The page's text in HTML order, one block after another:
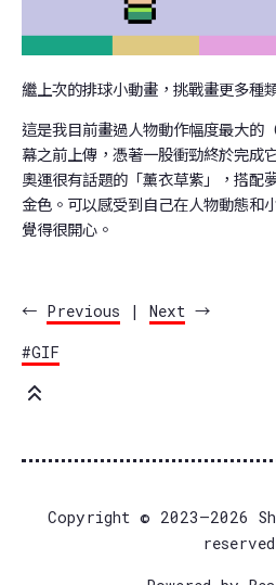
繼上次的排球小動畫，挑戰畫更多種
這是我目前畫過人物動作幅度最大
幕之前上傳，憑著一股衝勁終於完成
奧運很有話題的「薰衣草紫」，搭配
金色。可以感受到自己在人物動態和
覺得很開心。
← Previous | Next →
#GIF
Copyright © 2023–2026